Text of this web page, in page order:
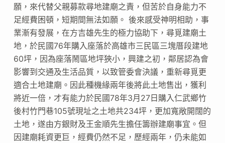
願，來代替父親募款尋地建廟之責，但苦於自身能力不
足經費困頓，短期間無法如願。 後來感受神明相助，事
業漸有發展，在方吉雄先生的極力協助下，尋覓建廟土
地，於民國76年購入座落於高雄市三民區三塊厝段建地
60坪，因為座落鬧區地坪狹小，興建之初，鄰居認為會
影響到交通及生活品質，以致管委會決議，重新尋覓更
適合土地建廟。因此種機緣兩年後將此土地售出，獲利
將近一倍，才有能力於民國78年3月27日購入仁武鄉竹
後村竹門巷105號現址之土地共234坪，更加寬敞開闊的
土地，遂由方銀財及王金順先生擔任籌辦建廟事宜。但
因建廟耗資更巨，經費仍然不足，歷經兩年，仍未能如